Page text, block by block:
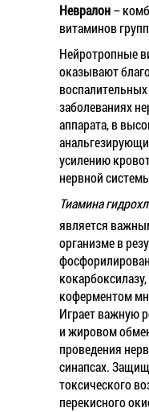
Невралон–
витаминов
Нейротропные
оказывают
заболеваниях
аппарата, в
усилению
нервной
Тиамина
является
организме в
коферментом
Играет важную
и жировом
проведения
синапсах.
токсического
перекисного